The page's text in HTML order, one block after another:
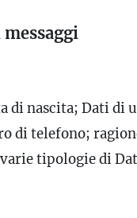
di nascita; Dati
di telefono;
tipologie di